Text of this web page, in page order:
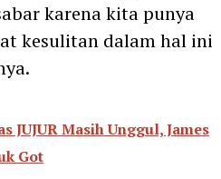
karena kita punya
kesulitan dalam hal ini
JUJUR Masih Unggul, James
Got